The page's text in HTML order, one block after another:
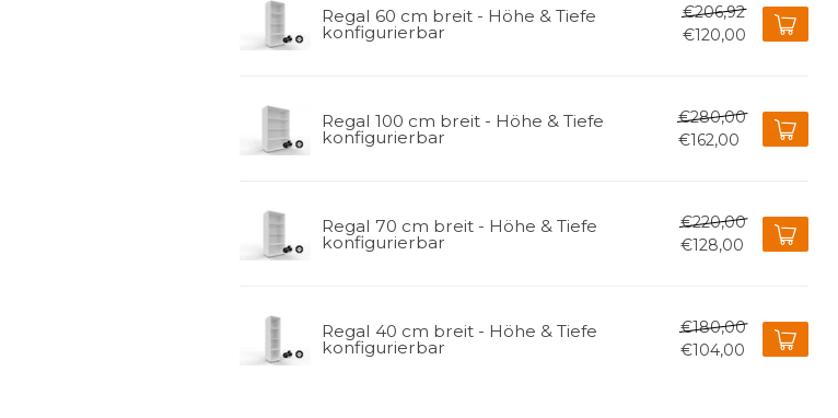
Regal 60 cm breit - Höhe & Tiefe
konfigurierbar
€206,92
€120,00
Regal 100 cm breit - Höhe & Tiefe
konfigurierbar
€280,00
€162,00
Regal 70 cm breit - Höhe & Tiefe
konfigurierbar
€220,00
€128,00
Regal 40 cm breit - Höhe & Tiefe
konfigurierbar
€180,00
€104,00